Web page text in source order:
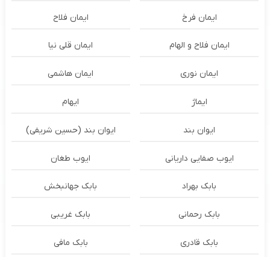
ایمان فرخ ایمان فلاح
ایمان فلاح و الهام ایمان قلی نیا
ایمان نوری ایمان هاشمی
ایماژ ایهام
ایوان بند ایوان بند (حسین شریفی)
ایوب صفایی داریانی ایوب طغان
بابک بهراد بابک جهانبخش
بابک رحمانی بابک غریبی
بابک قادری بابک مافی